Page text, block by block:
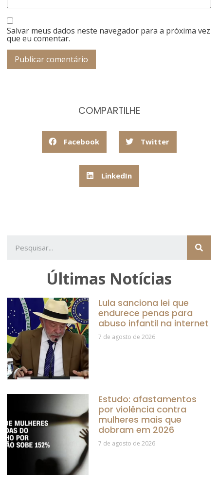
Salvar meus dados neste navegador para a próxima vez
que eu comentar.
COMPARTILHE
Facebook Twitter
LinkedIn
Últimas Notícias
Lula sanciona lei que
endurece penas para
abuso infantil na internet
7 de agosto de 2026
Estudo: afastamentos
por violência contra
mulheres mais que
dobram em 2026
7 de agosto de 2026